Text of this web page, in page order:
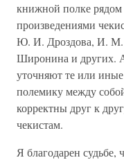
книжной полке
произведениями
Ю. И. Дроздова, И. М.
Широнина и других.
уточняют те или
полемику между
корректны друг к
чекистам.
Я благодарен судьбе,